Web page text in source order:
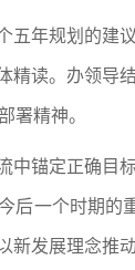
年规划的
精读。办领导
署精神。
锚定正确
一个时期
发展理念